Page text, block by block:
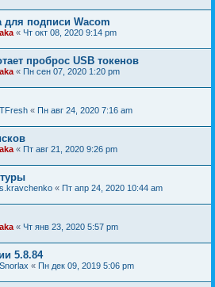
для подписи Wacom
aka « Чт окт 08, 2020 9:14 pm
проброс USB токенов
aka « Пн сен 07, 2020 1:20 pm
TFresh « Пн авг 24, 2020 7:16 am
aka « Пт авг 21, 2020 9:26 pm
s.kravchenko « Пт апр 24, 2020 10:44 am
aka « Чт янв 23, 2020 5:57 pm
5.8.84
Snorlax « Пн дек 09, 2019 5:06 pm